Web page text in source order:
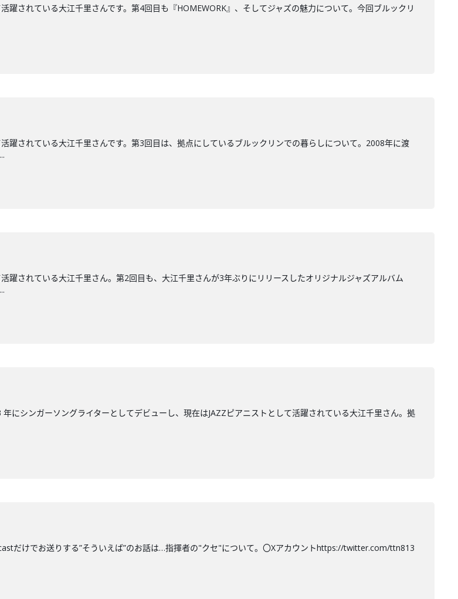
躍されている大江千里さんです。第4回目も『HOMEWORK』、そしてジャズの魅力について。今回ブルックリ
躍されている大江千里さんです。第3回目は、拠点にしているブルックリンでの暮らしについて。2008年に渡
躍されている大江千里さん。第2回目も、大江千里さんが3年ぶりにリリースしたオリジナルジャズアルバム
にシンガーソングライターとしてデビューし、現在はJAZZピアニストとして活躍されている大江千里さん。拠
だけでお送りする”そういえば”のお話は…指揮者の"クセ"について。〇Xアカウントhttps://twitter.com/ttn813